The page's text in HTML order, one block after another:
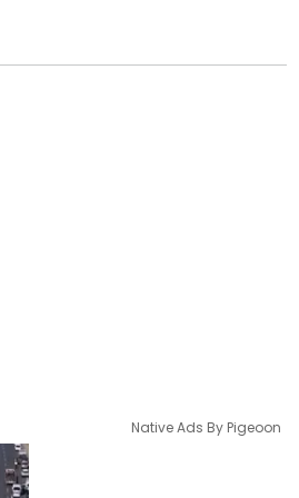
Native Ads By Pigeoon